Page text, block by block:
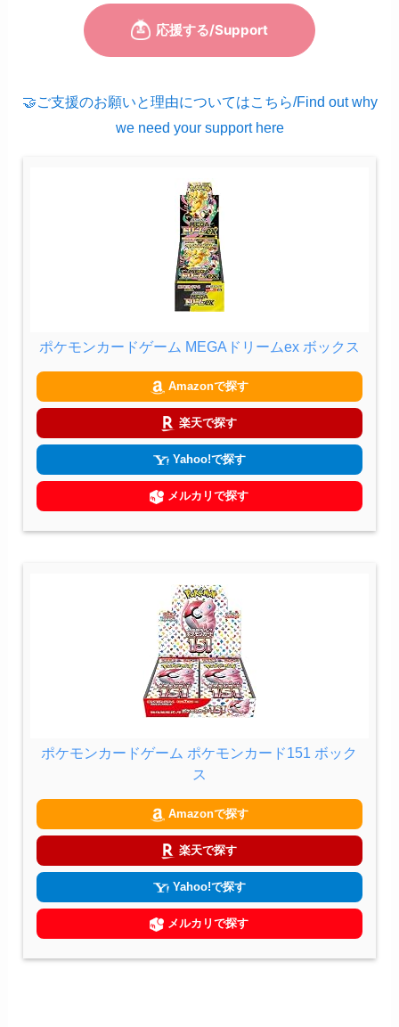
🤝ご支援のお願いと理由についてはこちら/Find out why
we need your support here
ポケモンカードゲーム MEGAドリームex ボックス
Amazonで探す
楽天で探す
Yahoo!で探す
メルカリで探す
ポケモンカードゲーム ポケモンカード151 ボック
ス
Amazonで探す
楽天で探す
Yahoo!で探す
メルカリで探す